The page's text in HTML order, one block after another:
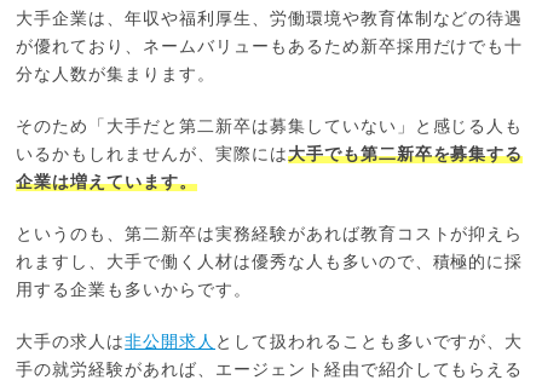
大手企業は、年収や福利厚生、労働環境や教育体制などの待遇
が優れており、ネームバリューもあるため新卒採用だけでも十
分な人数が集まります。
そのため「大手だと第二新卒は募集していない」と感じる人も
いるかもしれませんが、実際には大手でも第二新卒を募集する
企業は増えています。
というのも、第二新卒は実務経験があれば教育コストが抑えら
れますし、大手で働く人材は優秀な人も多いので、積極的に採
用する企業も多いからです。
大手の求人は非公開求人 として扱われることも多いですが、大
手の就労経験があれば、エージェント経由で紹介してもらえる